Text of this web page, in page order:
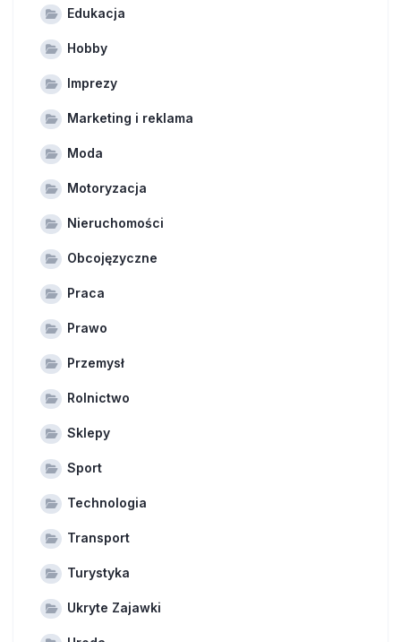
Edukacja
Hobby
Imprezy
Marketing i reklama
Moda
Motoryzacja
Nieruchomości
Obcojęzyczne
Praca
Prawo
Przemysł
Rolnictwo
Sklepy
Sport
Technologia
Transport
Turystyka
Ukryte Zajawki